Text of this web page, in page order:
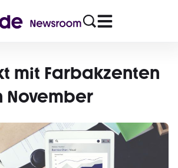
mit Farbakzenten
November